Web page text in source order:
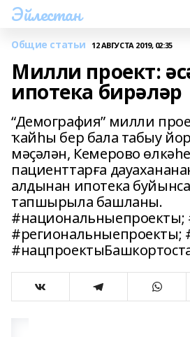
Эйлестан
Общие статьи 12 АВГУСТА 2019, 02:35
Милли проект:
ипотека бирәләр
“Демография” милли
ҡайһы бер бала табыу
мәҫәлән, Кемерово
пациенттарға
алдынан ипотека
тапшырыла башланы.
#национальныепроекты;
#региональныепроекты;